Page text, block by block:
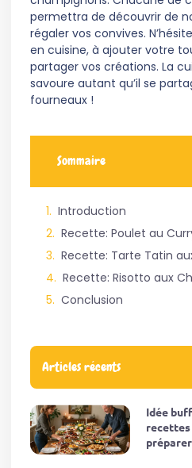
permettra de découvrir de
régaler vos convives.
en cuisine, à ajouter votre
partager vos créations. La
savoure autant qu’il se
fourneaux !
Sommaire
Introduction
Recette: Poulet au
Recette: Risotto aux
Conclusion
Articles récents
Idée
préparer